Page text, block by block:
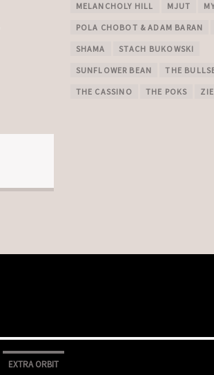
MELANCHOLY HILL MJUT
POLA CHOBOT & ADAM BARAN
SHAMA STACH BUKOWSKI
SUNFLOWER BEAN THE
THE CASSINO THE POKS
EXTRA ORBIT